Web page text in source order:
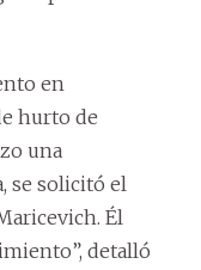
en
hurto de
una
se solicitó el
Él
detalló